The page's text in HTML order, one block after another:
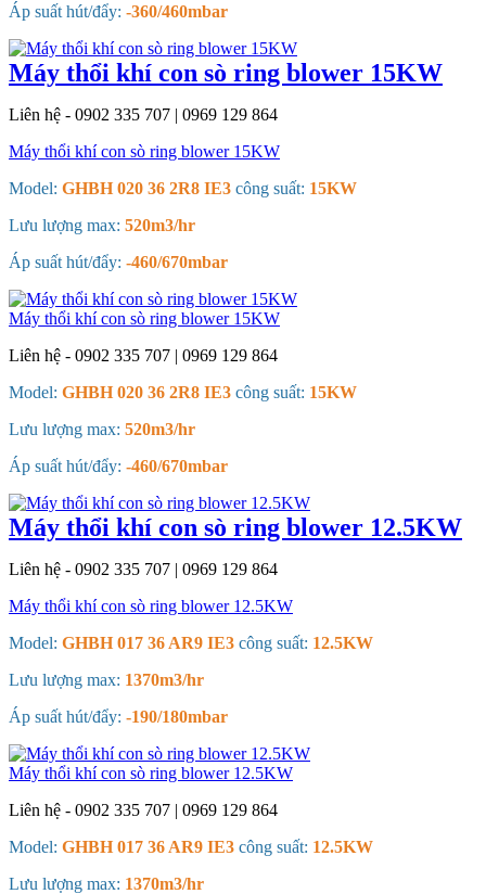
Áp suất hút/đẩy: -360/460mbar
Máy thổi khí con sò ring blower 15KW
Liên hệ - 0902 335 707 | 0969 129 864
Máy thổi khí con sò ring blower 15KW
Model: GHBH 020 36 2R8 IE3 công suất: 15KW
Lưu lượng max: 520m3/hr
Áp suất hút/đẩy: -460/670mbar
Máy thổi khí con sò ring blower 15KW
Liên hệ - 0902 335 707 | 0969 129 864
Model: GHBH 020 36 2R8 IE3 công suất: 15KW
Lưu lượng max: 520m3/hr
Áp suất hút/đẩy: -460/670mbar
Máy thổi khí con sò ring blower 12.5KW
Liên hệ - 0902 335 707 | 0969 129 864
Máy thổi khí con sò ring blower 12.5KW
Model: GHBH 017 36 AR9 IE3 công suất: 12.5KW
Lưu lượng max: 1370m3/hr
Áp suất hút/đẩy: -190/180mbar
Máy thổi khí con sò ring blower 12.5KW
Liên hệ - 0902 335 707 | 0969 129 864
Model: GHBH 017 36 AR9 IE3 công suất: 12.5KW
Lưu lượng max: 1370m3/hr